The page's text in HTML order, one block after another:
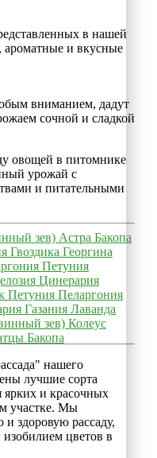
в нашей
ароматные и вкусные
вниманием, дадут
сочной и сладкой
овощей в питомнике
урожай с
и питательными
зев) Астра Бакопа
Гвоздика Георгина
Петуния
Цинерария
Петуния Пеларгония
Газания Лаванда
зев) Колеус
Бакопа
нашего
лучшие сорта
ярких и красочных
участке. Мы
и здоровую рассаду,
изобилием цветов в